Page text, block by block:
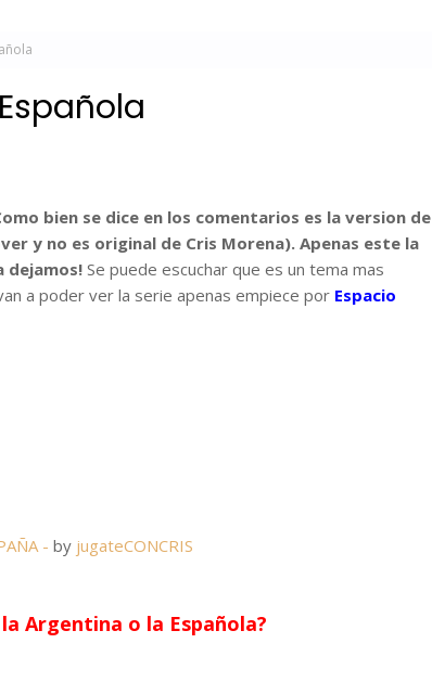
bien se dice en los comentarios es la version de
y no es original de Cris Morena). Apenas este la
dejamos!Se puede escuchar que es un tema mas
a poder ver la serie apenas empiece por Espacio
- by jugateCONCRIS
Argentina o la Española?